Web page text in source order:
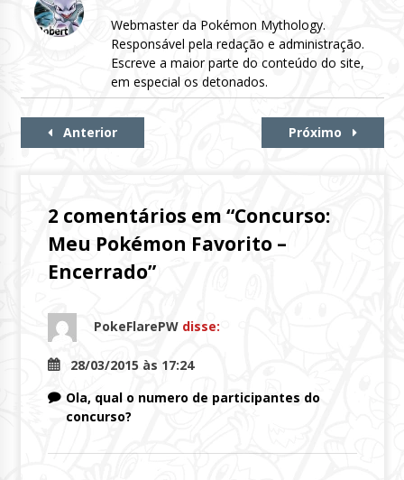
Webmaster da Pokémon Mythology.
Responsável pela redação e administração.
Escreve a maior parte do conteúdo do site,
em especial os detonados.
Continue
Anterior Próximo
2 comentários em “Concurso:
Meu Pokémon Favorito –
Encerrado”
PokeFlarePW disse:
28/03/2015 às 17:24
Ola, qual o numero de participantes do
concurso?